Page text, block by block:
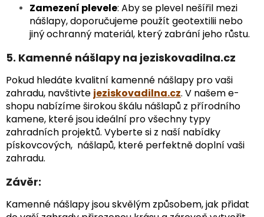
Zamezení plevele: Aby se plevel nešířil mezi
nášlapy, doporučujeme použít geotextilii nebo
jiný ochranný materiál, který zabrání jeho růstu.
5. Kamenné nášlapy na jeziskovadilna.cz
Pokud hledáte kvalitní kamenné nášlapy pro vaši
zahradu, navštivte jeziskovadilna.cz. V našem e-
shopu nabízíme širokou škálu nášlapů z přírodního
kamene, které jsou ideální pro všechny typy
zahradních projektů. Vyberte si z naší nabídky
pískovcových, nášlapů, které perfektně doplní vaši
zahradu.
Závěr:
Kamenné nášlapy jsou skvělým způsobem, jak přidat